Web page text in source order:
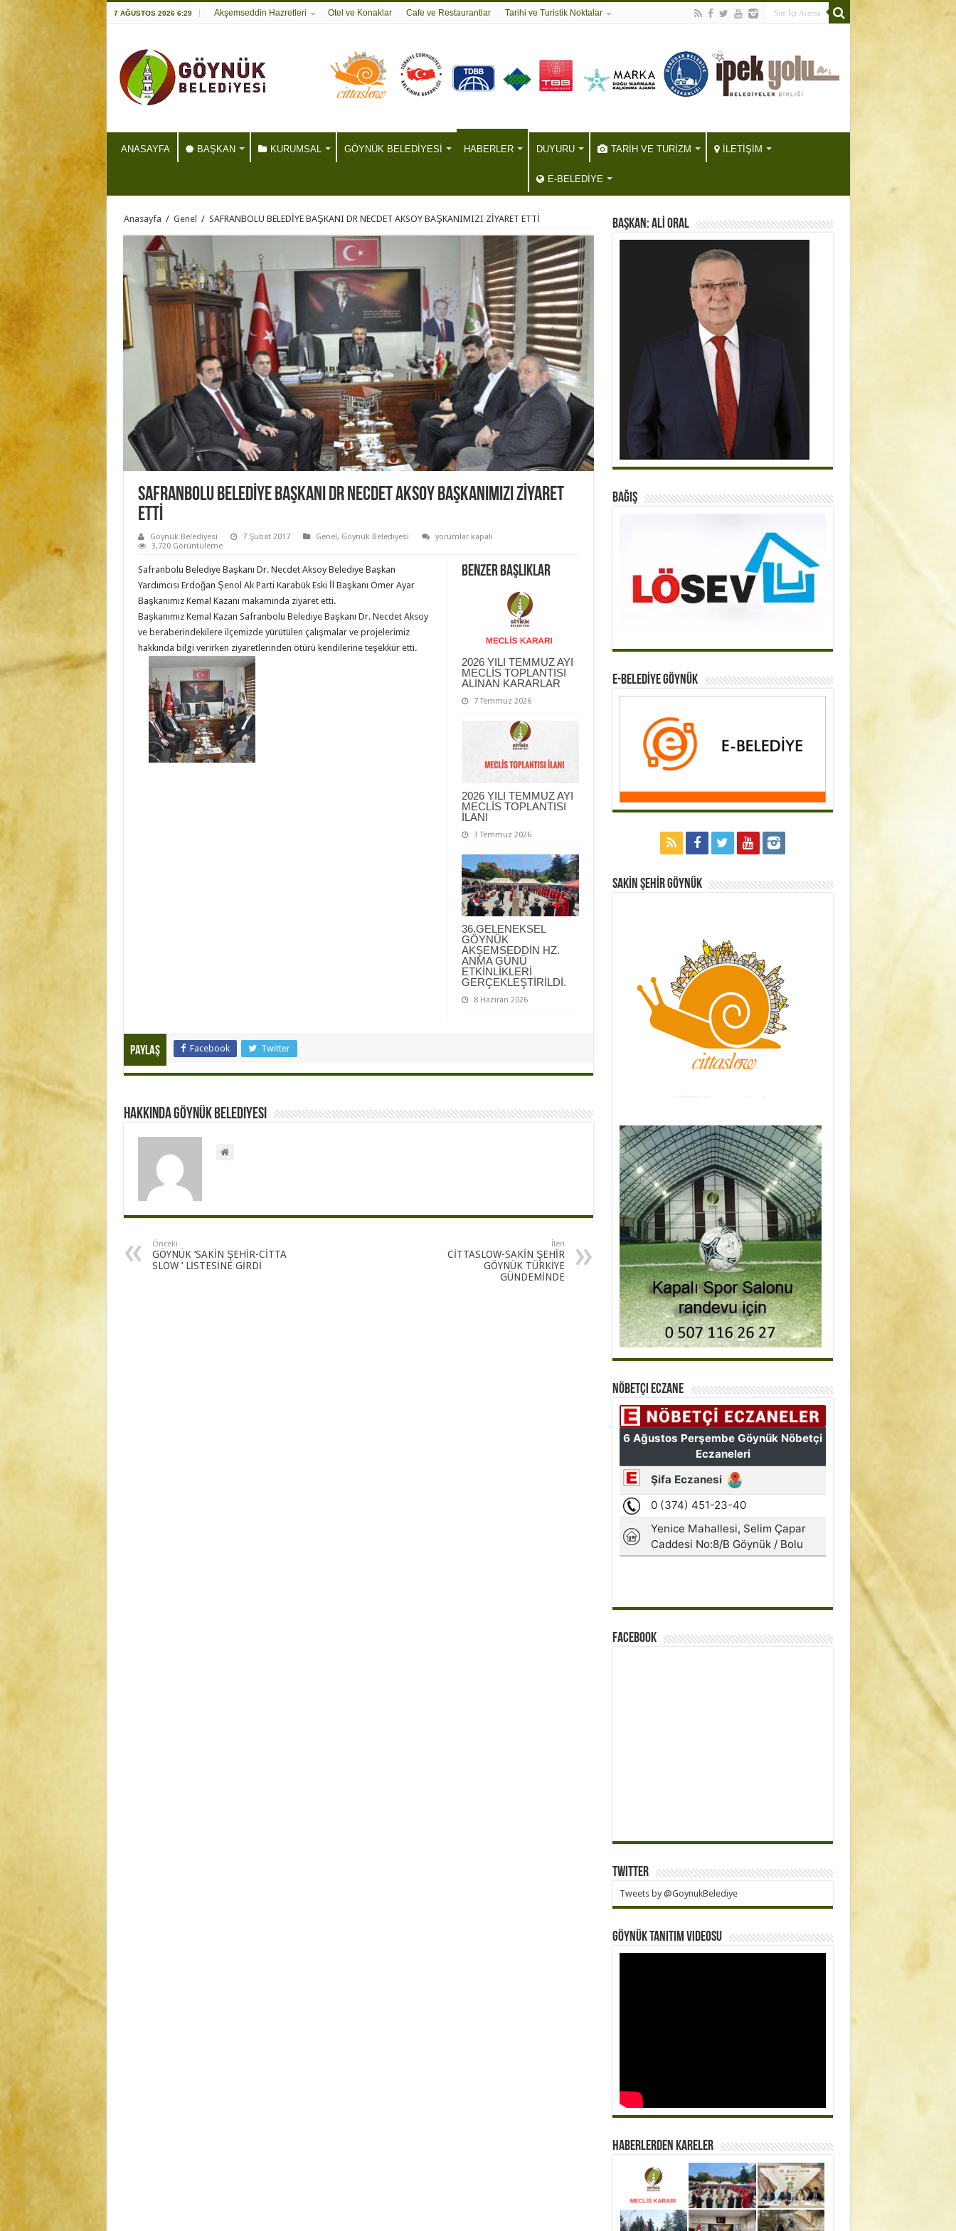
7 AĞUSTOS 2026 6:29 Akşemseddin Hazretleri Otel ve Konaklar Cafe ve Restaurantlar Tarihi ve Turistik Noktalar
ANASAYFA BAŞKAN KURUMSAL GÖYNÜK BELEDİYESİ HABERLER DUYURU TARİH VE TURİZM İLETİŞİM
E-BELEDİYE
Anasayfa / Genel / SAFRANBOLU BELEDİYE BAŞKANI DR NECDET AKSOY BAŞKANIMIZI ZİYARET ETTİ
SAFRANBOLU BELEDİYE BAŞKANI DR NECDET AKSOY BAŞKANIMIZI ZİYARET
ETTİ
Göynük Belediyesi 7 Şubat 2017 Genel, Göynük Belediyesi
SAFRANBOLU
yorumlar kapalı
3,720 Görüntüleme
Benzer Başlıklar
2026 YILI TEMMUZ AYI
MECLİS TOPLANTISI
ALINAN KARARLAR
7 Temmuz 2026
2026 YILI TEMMUZ AYI
MECLİS TOPLANTISI
İLANI
3 Temmuz 2026
36.GELENEKSEL
GÖYNÜK
AKŞEMSEDDİN HZ.
ANMA GÜNÜ
ETKİNLİKLERİ
GERÇEKLEŞTİRİLDİ.
8 Haziran 2026
Safranbolu Belediye Başkanı Dr. Necdet Aksoy Belediye Başkan
Yardımcısı Erdoğan Şenol Ak Parti Karabük Eski İl Başkanı Ömer Ayar
Başkanımız Kemal Kazanı makamında ziyaret etti.
Başkanımız Kemal Kazan Safranbolu Belediye Başkanı Dr. Necdet Aksoy
ve beraberindekilere ilçemizde yürütülen çalışmalar ve projelerimiz
hakkında bilgi verirken ziyaretlerinden ötürü kendilerine teşekkür etti.
Paylaş Facebook Twitter
Hakkında Göynük Belediyesi
Önceki
GÖYNÜK ‘SAKİN ŞEHİR-CİTTA
SLOW ‘ LİSTESİNE GİRDİ
İleri
CİTTASLOW-SAKİN ŞEHİR
GÖYNÜK TÜRKİYE
GÜNDEMİNDE
BAŞKAN: ALİ ORAL
BAĞIŞ
E-BELEDİYE GÖYNÜK
Sakİn Şehİr GÖYNÜK
Nöbetçi Eczane
Facebook
Twitter
Tweets by @GoynukBelediye
Göynük Tanıtım Videosu
Haberlerden Kareler